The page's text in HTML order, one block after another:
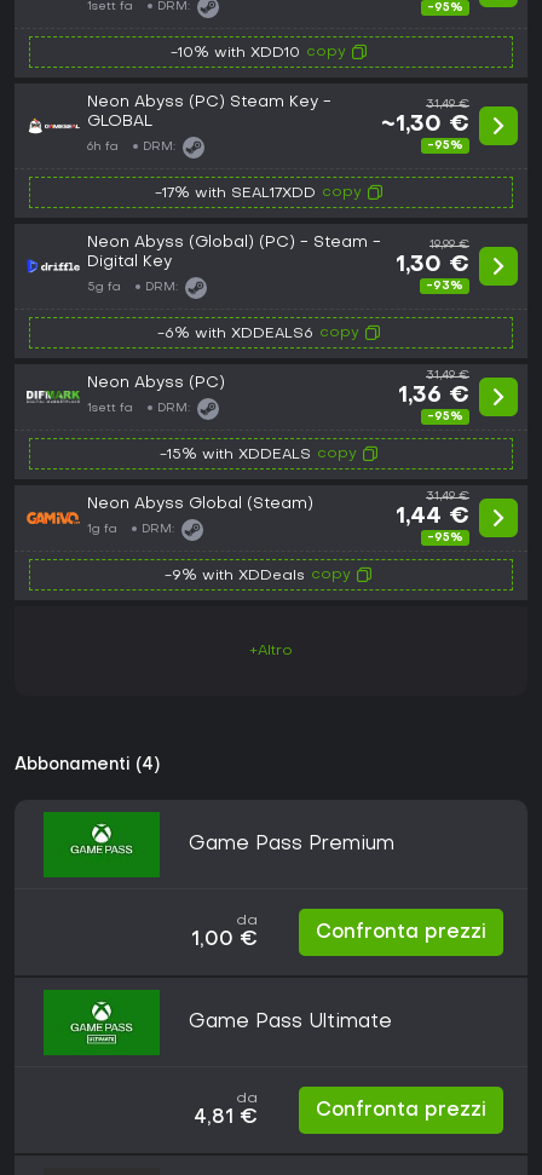
1sett fa DRM: -95%
-10% with XDD10 copy
Neon Abyss (PC) Steam Key -
GLOBAL
6h fa DRM:
31,49 €
~1,30 €
-95%
-17% with SEAL17XDD copy
Neon Abyss (Global) (PC) - Steam -
Digital Key
5g fa DRM:
19,99 €
1,30 €
-93%
-6% with XDDEALS6 copy
Neon Abyss (PC)
1sett fa DRM:
31,49 €
1,36 €
-95%
-15% with XDDEALS copy
Neon Abyss Global (Steam)
1g fa DRM:
31,49 €
1,44 €
-95%
-9% with XDDeals copy
+Altro
Abbonamenti (4)
Game Pass Premium
da
1,00 € Confronta prezzi
Game Pass Ultimate
da
4,81 € Confronta prezzi